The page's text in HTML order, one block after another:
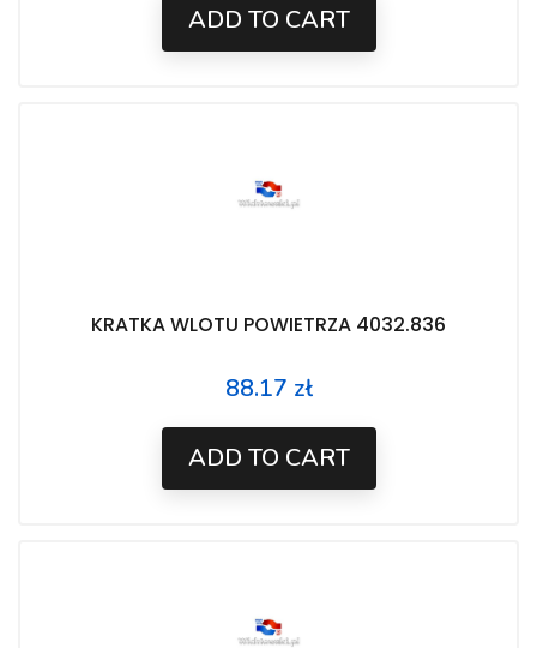
ADD TO CART
KRATKA WLOTU POWIETRZA 4032.836
Price
88.17 zł
ADD TO CART